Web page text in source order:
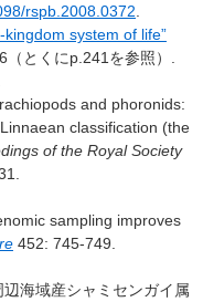
rspb.2008.0372
kingdom system of life”
（とくにp.241を参照）
and phoronids:
classification (the
of the Royal Society
sampling improves
452: 745-749.
海域産シャミセンガイ属